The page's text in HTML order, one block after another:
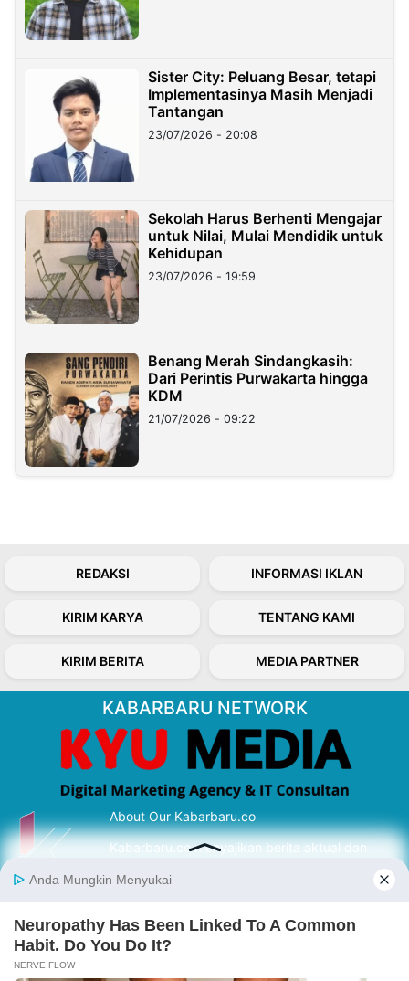
Sister City: Peluang Besar, tetapi
Implementasinya Masih Menjadi
Tantangan
23/07/2026 - 20:08
Sekolah Harus Berhenti Mengajar
untuk Nilai, Mulai Mendidik untuk
Kehidupan
23/07/2026 - 19:59
Benang Merah Sindangkasih:
Dari Perintis Purwakarta hingga
KDM
21/07/2026 - 09:22
REDAKSI INFORMASI IKLAN
KIRIM KARYA TENTANG KAMI
KIRIM BERITA MEDIA PARTNER
KABARBARU NETWORK
About Our Kabarbaru.co
Kabarbaru.co menyajikan berita aktual dan
serta terverifikasi dari sumber yang tepat.
Follow Kabarbaru